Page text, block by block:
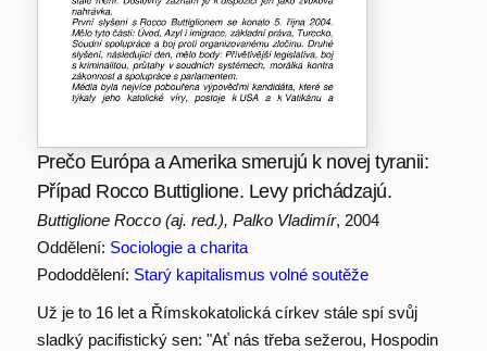
Prečo Európa a Amerika smerujú k novej tyranii:
Případ Rocco Buttiglione. Levy prichádzajú.
Buttiglione Rocco (aj. red.), Palko Vladimír, 2004
Oddělení: Sociologie a charita
Pododdělení: Starý kapitalismus volné soutěže
Už je to 16 let a Římskokatolická církev stále spí svůj
sladký pacifistický sen: "Ať nás třeba sežerou, Hospodin